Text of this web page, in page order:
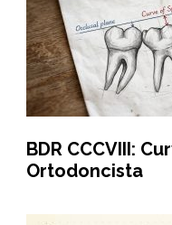
BDR CCCVIII:
Ortodoncista